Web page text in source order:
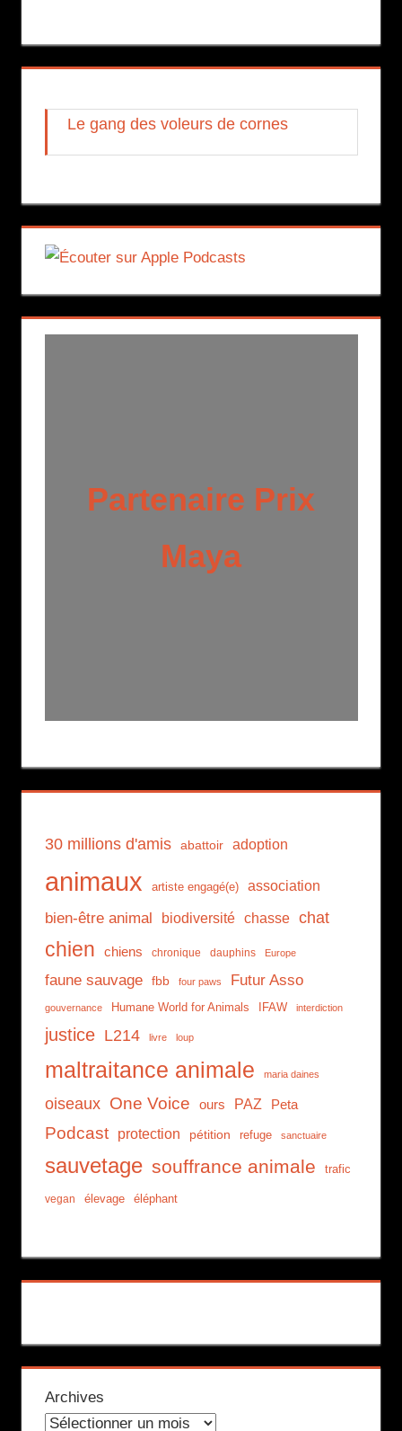
Le gang des voleurs de cornes
Partenaire Prix
Maya
30 millions d'amis abattoir adoption
animaux artiste engagé(e) association
bien-être animal biodiversité chasse chat
chien chiens chronique dauphins Europe
faune sauvage fbb four paws Futur Asso
gouvernance Humane World for Animals IFAW interdiction
justice L214 livre loup
maltraitance animale maria daines
oiseaux One Voice ours PAZ Peta
Podcast protection pétition refuge sanctuaire
sauvetage souffrance animale trafic
vegan élevage éléphant
Archives